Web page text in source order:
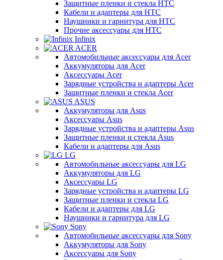
Защитные пленки и стекла HTC
Кабели и адаптеры для HTC
Наушники и гарнитура для HTC
Прочие аксессуары для HTC
Infinix
ACER
Автомобильные аксессуары для Acer
Аккумуляторы для Acer
Аксессуары Acer
Зарядные устройства и адаптеры Acer
Защитные пленки и стекла Acer
ASUS
Аккумуляторы для Asus
Аксессуары Asus
Зарядные устройства и адаптеры Asus
Защитные пленки и стекла Asus
Кабели и адаптеры для Asus
LG
Автомобильные аксессуары для LG
Аккумуляторы для LG
Аксессуары LG
Зарядные устройства и адаптеры LG
Защитные пленки и стекла LG
Кабели и адаптеры для LG
Наушники и гарнитура для LG
Sony
Автомобильные аксессуары для Sony
Аккумуляторы для Sony
Аксессуары для Sony